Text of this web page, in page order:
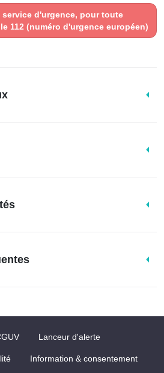
service d'urgence, pour toute
112 (numéro d'urgence européen)
Lanceur d'alerte
Information & consentement